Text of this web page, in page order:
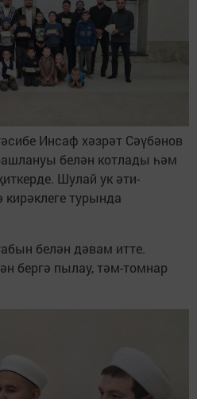
Инсаф хәзрәт Сәүбәнов
белән котлады һәм
Шулай ук әти-
кирәклеге турында
белән дәвам итте.
бергә пылау, тәм-томнар